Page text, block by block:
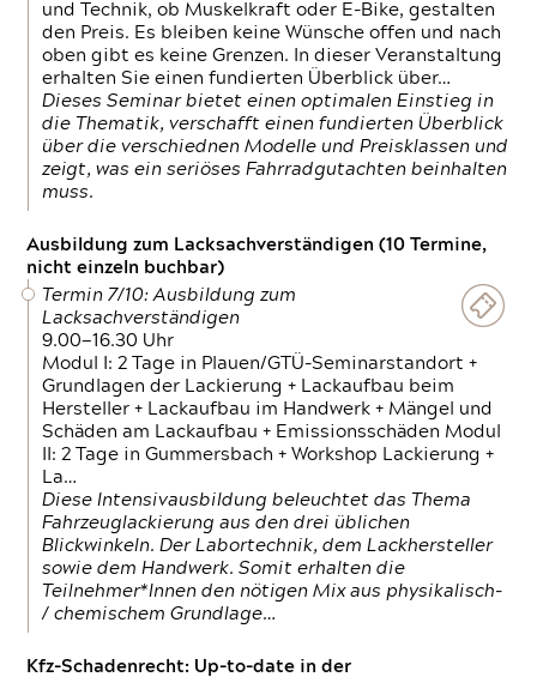
und Technik, ob Muskelkraft oder E-Bike, gestalten
den Preis. Es bleiben keine Wünsche offen und nach
oben gibt es keine Grenzen. In dieser Veranstaltung
erhalten Sie einen fundierten Überblick über…
Dieses Seminar bietet einen optimalen Einstieg in
die Thematik, verschafft einen fundierten Überblick
über die verschiednen Modelle und Preisklassen und
zeigt, was ein seriöses Fahrradgutachten beinhalten
muss.
Ausbildung zum Lacksachverständigen (10 Termine,
nicht einzeln buchbar)
Termin 7/10: Ausbildung zum
Lacksachverständigen
9.00—16.30 Uhr
Modul I: 2 Tage in Plauen/GTÜ-Seminarstandort +
Grundlagen der Lackierung + Lackaufbau beim
Hersteller + Lackaufbau im Handwerk + Mängel und
Schäden am Lackaufbau + Emissionsschäden Modul
II: 2 Tage in Gummersbach + Workshop Lackierung +
La…
Diese Intensivausbildung beleuchtet das Thema
Fahrzeuglackierung aus den drei üblichen
Blickwinkeln. Der Labortechnik, dem Lackhersteller
sowie dem Handwerk. Somit erhalten die
Teilnehmer*Innen den nötigen Mix aus physikalisch-
/ chemischem Grundlage…
Kfz-Schadenrecht: Up-to-date in der